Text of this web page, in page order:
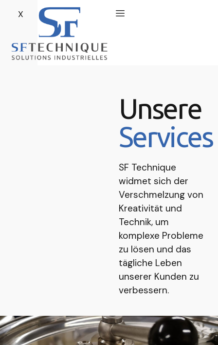
X
Unsere
Services
SF Technique
widmet sich der
Verschmelzung von
Kreativität und
Technik, um
komplexe Probleme
zu lösen und das
tägliche Leben
unserer Kunden zu
verbessern.